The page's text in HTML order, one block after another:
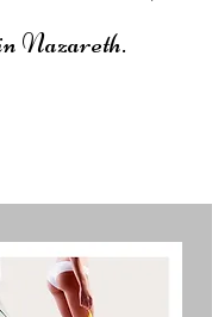
Nazareth.